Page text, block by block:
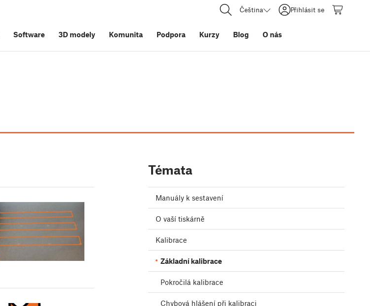
Čeština Přihlásit se
Software 3D modely Komunita Podpora Kurzy Blog O nás
Témata
Manuály k sestavení
O vaší tiskárně
Kalibrace
Základní kalibrace
Pokročilá kalibrace
Chybová hlášení při kalibraci